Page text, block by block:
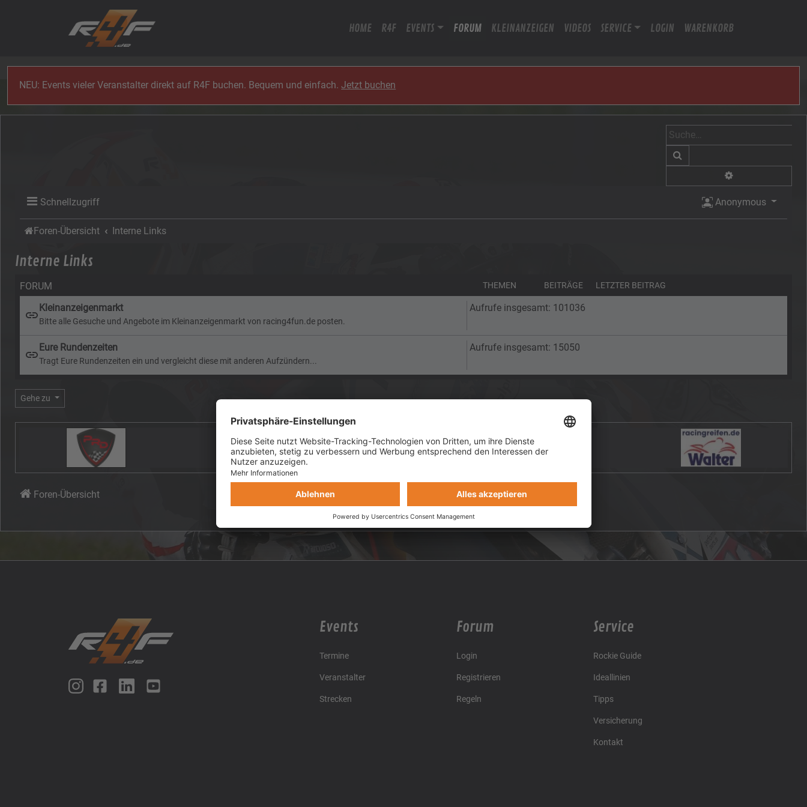
HOME R4F EVENTS FORUM KLEINANZEIGEN VIDEOS SERVICE LOGIN WARENKORB
NEU: Events vieler Veranstalter direkt auf R4F buchen. Bequem und einfach.Jetzt buchen
Schnellzugriff Anonymous
Foren-Übersicht Interne Links
Interne Links
FORUM THEMEN BEITRÄGE LETZTER BEITRAG
Kleinanzeigenmarkt
Bitte alle Gesuche und Angebote im Kleinanzeigenmarkt von racing4fun.de posten.
Aufrufe insgesamt: 101036
Eure Rundenzeiten
Tragt Eure Rundenzeiten ein und vergleicht diese mit anderen Aufzündern...
Aufrufe insgesamt: 15050
Gehe zu
Foren-Übersicht
Events
Termine
Veranstalter
Strecken
Forum
Login
Registrieren
Regeln
Service
Rockie Guide
Ideallinien
Tipps
Versicherung
Kontakt